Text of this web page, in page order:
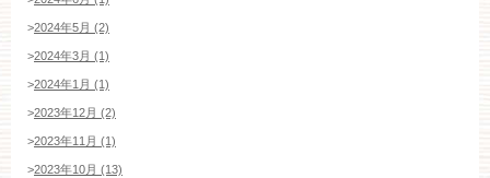
>2024年5月 (2)
>2024年3月 (1)
>2024年1月 (1)
>2023年12月 (2)
>2023年11月 (1)
>2023年10月 (13)